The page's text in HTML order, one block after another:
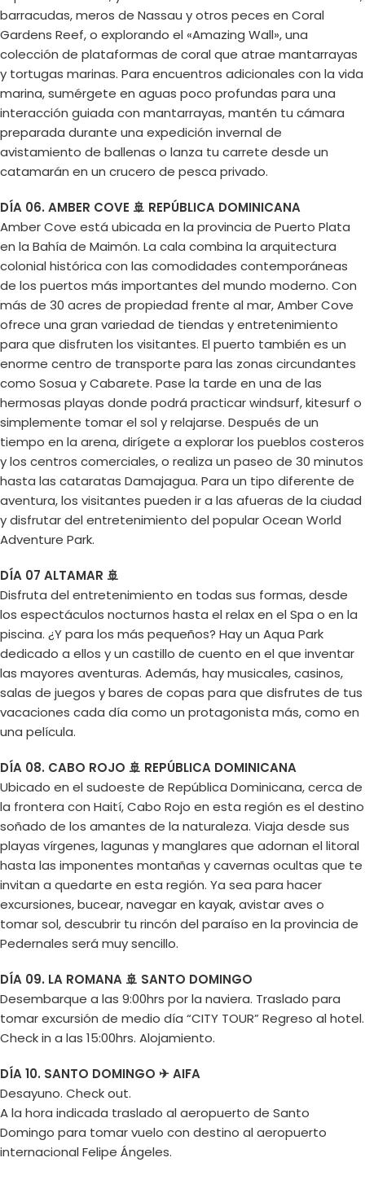
barracudas, meros de Nassau y otros peces en Coral
Gardens Reef, o explorando el «Amazing Wall», una
colección de plataformas de coral que atrae mantarrayas
y tortugas marinas. Para encuentros adicionales con la vida
marina, sumérgete en aguas poco profundas para una
interacción guiada con mantarrayas, mantén tu cámara
preparada durante una expedición invernal de
avistamiento de ballenas o lanza tu carrete desde un
catamarán en un crucero de pesca privado.
DÍA 06. AMBER COVE 🚢 REPÚBLICA DOMINICANA
Amber Cove está ubicada en la provincia de Puerto Plata
en la Bahía de Maimón. La cala combina la arquitectura
colonial histórica con las comodidades contemporáneas
de los puertos más importantes del mundo moderno. Con
más de 30 acres de propiedad frente al mar, Amber Cove
ofrece una gran variedad de tiendas y entretenimiento
para que disfruten los visitantes. El puerto también es un
enorme centro de transporte para las zonas circundantes
como Sosua y Cabarete. Pase la tarde en una de las
hermosas playas donde podrá practicar windsurf, kitesurf o
simplemente tomar el sol y relajarse. Después de un
tiempo en la arena, dirígete a explorar los pueblos costeros
y los centros comerciales, o realiza un paseo de 30 minutos
hasta las cataratas Damajagua. Para un tipo diferente de
aventura, los visitantes pueden ir a las afueras de la ciudad
y disfrutar del entretenimiento del popular Ocean World
Adventure Park.
DÍA 07 ALTAMAR 🚢
Disfruta del entretenimiento en todas sus formas, desde
los espectáculos nocturnos hasta el relax en el Spa o en la
piscina. ¿Y para los más pequeños? Hay un Aqua Park
dedicado a ellos y un castillo de cuento en el que inventar
las mayores aventuras. Además, hay musicales, casinos,
salas de juegos y bares de copas para que disfrutes de tus
vacaciones cada día como un protagonista más, como en
una película.
DÍA 08. CABO ROJO 🚢 REPÚBLICA DOMINICANA
Ubicado en el sudoeste de República Dominicana, cerca de
la frontera con Haití, Cabo Rojo en esta región es el destino
soñado de los amantes de la naturaleza. Viaja desde sus
playas vírgenes, lagunas y manglares que adornan el litoral
hasta las imponentes montañas y cavernas ocultas que te
invitan a quedarte en esta región. Ya sea para hacer
excursiones, bucear, navegar en kayak, avistar aves o
tomar sol, descubrir tu rincón del paraíso en la provincia de
Pedernales será muy sencillo.
DÍA 09. LA ROMANA 🚢 SANTO DOMINGO
Desembarque a las 9:00hrs por la naviera. Traslado para
tomar excursión de medio día “CITY TOUR” Regreso al hotel.
Check in a las 15:00hrs. Alojamiento.
DÍA 10. SANTO DOMINGO ✈ AIFA
Desayuno. Check out.
A la hora indicada traslado al aeropuerto de Santo
Domingo para tomar vuelo con destino al aeropuerto
internacional Felipe Ángeles.